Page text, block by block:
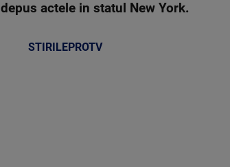
depus actele in statul New York.
STIRILEPROTV